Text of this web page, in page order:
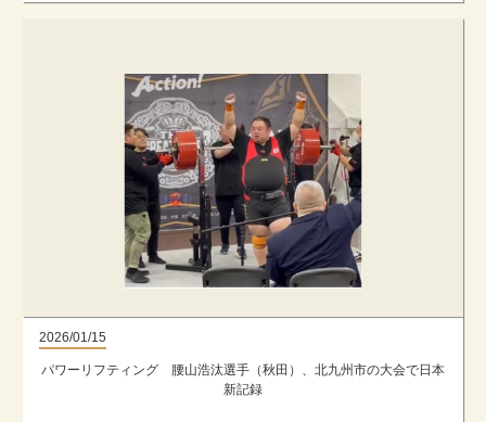
2026/01/15
パワーリフティング 腰山浩汰選手（秋田）、北九州市の大会で日本
新記録